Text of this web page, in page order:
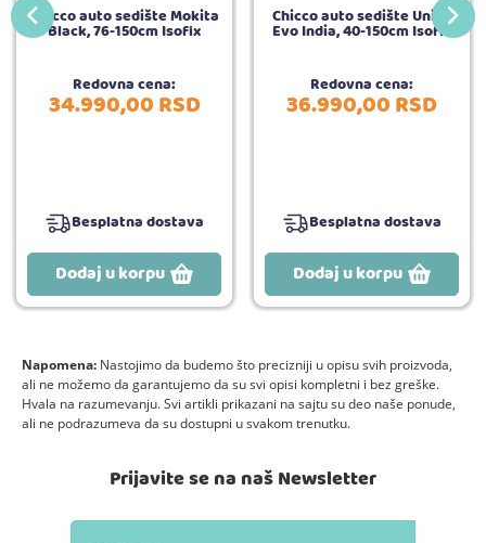
Chicco auto sedište Mokita
Black, 76-150cm Isofix
Redovna cena:
34.990,00RSD
Besplatna dostava
Dodaj u korpu
Chicco auto sedište Unico
Evo India, 40-150cm Isofix
Redovna cena:
36.990,00RSD
Besplatna dostava
Dodaj u korpu
Napomena: Nastojimo da budemo što precizniji u opisu svih proizvoda,
ali ne možemo da garantujemo da su svi opisi kompletni i bez greške.
Hvala na razumevanju. Svi artikli prikazani na sajtu su deo naše ponude,
ali ne podrazumeva da su dostupni u svakom trenutku.
Prijavite se na naš Newsletter